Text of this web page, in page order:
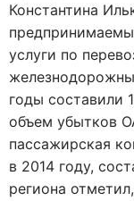
Константина
услуги по
годы составили
объем убытков
пассажирская
в 2014 году,
региона